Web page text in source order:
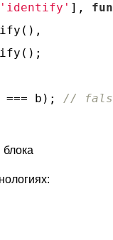
'identify' ],
=== b); //